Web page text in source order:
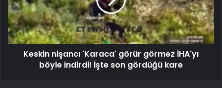
Keskin nişancı 'Karaca' görür görmez İHA'yı
böyle indirdi! İşte son gördüğü kare